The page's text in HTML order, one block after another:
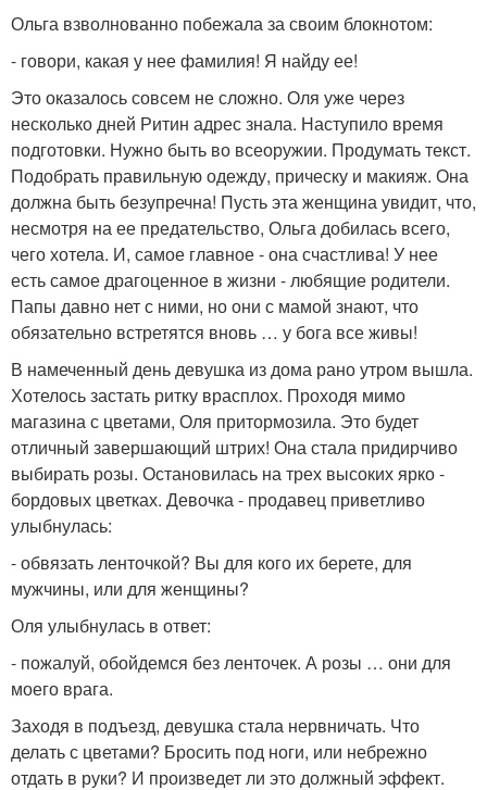
Ольга взволнованно побежала за своим блокнотом:
- говори, какая у нее фамилия! Я найду ее!
Это оказалось совсем не сложно. Оля уже через
несколько дней Ритин адрес знала. Наступило время
подготовки. Нужно быть во всеоружии. Продумать текст.
Подобрать правильную одежду, прическу и макияж. Она
должна быть безупречна! Пусть эта женщина увидит, что,
несмотря на ее предательство, Ольга добилась всего,
чего хотела. И, самое главное - она счастлива! У нее
есть самое драгоценное в жизни - любящие родители.
Папы давно нет с ними, но они с мамой знают, что
обязательно встретятся вновь … у бога все живы!
В намеченный день девушка из дома рано утром вышла.
Хотелось застать ритку врасплох. Проходя мимо
магазина с цветами, Оля притормозила. Это будет
отличный завершающий штрих! Она стала придирчиво
выбирать розы. Остановилась на трех высоких ярко -
бордовых цветках. Девочка - продавец приветливо
улыбнулась:
- обвязать ленточкой? Вы для кого их берете, для
мужчины, или для женщины?
Оля улыбнулась в ответ:
- пожалуй, обойдемся без ленточек. А розы … они для
моего врага.
Заходя в подъезд, девушка стала нервничать. Что
делать с цветами? Бросить под ноги, или небрежно
отдать в руки? И произведет ли это должный эффект.